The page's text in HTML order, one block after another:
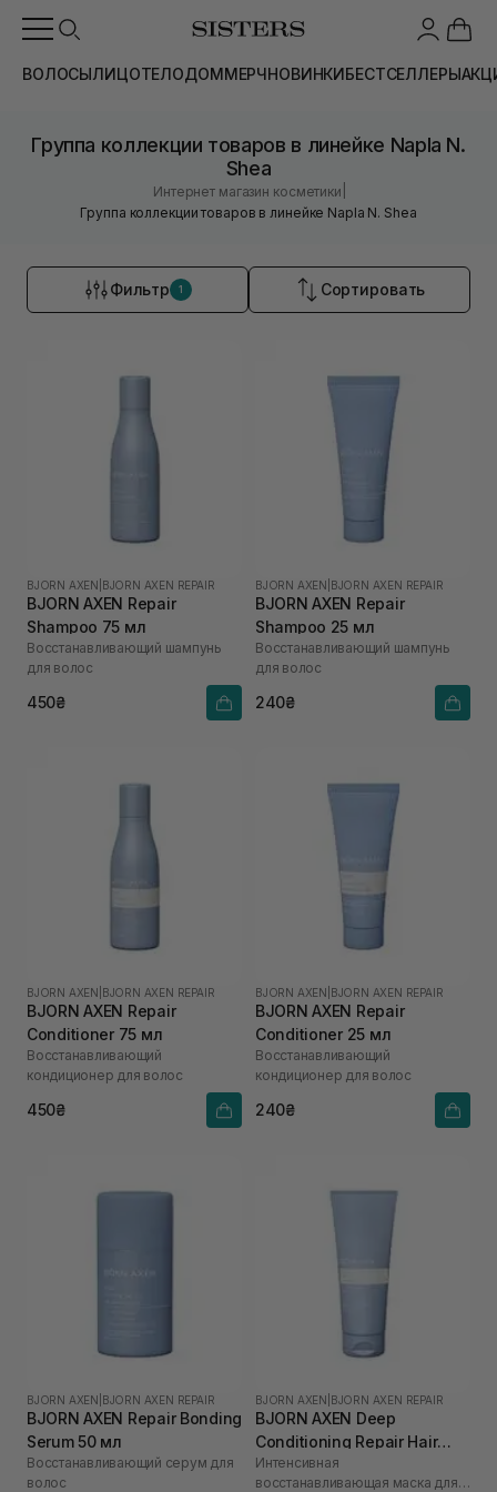
ВОЛОСЫЛИЦОТЕЛОДОММЕРЧНОВИНКИБЕСТСЕЛЛЕРЫ
Группа коллекции товаров в линейке Napla N.
Shea
Интернет магазин косметики
Группа коллекции товаров в линейке Napla N. Shea
Фильтр 1 Сортировать
BJORN AXEN BJORN AXEN REPAIR
BJORN AXEN Repair
Shampoo 75 мл
Восстанавливающий шампунь
для волос
450₴
BJORN AXEN BJORN AXEN REPAIR
BJORN AXEN Repair
Shampoo 25 мл
Восстанавливающий шампунь
для волос
240₴
BJORN AXEN BJORN AXEN REPAIR
BJORN AXEN Repair
Conditioner 75 мл
Восстанавливающий
кондиционер для волос
450₴
BJORN AXEN BJORN AXEN REPAIR
BJORN AXEN Repair
Conditioner 25 мл
Восстанавливающий
кондиционер для волос
240₴
BJORN AXEN BJORN AXEN REPAIR
BJORN AXEN Repair Bonding
Serum 50 мл
Восстанавливающий серум для
волос
BJORN AXEN BJORN AXEN REPAIR
BJORN AXEN Deep
Conditioning Repair Hair
Mask 200 мл
Интенсивная
восстанавливающая маска для